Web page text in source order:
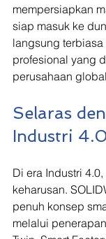
mempersiapkan
siap masuk ke
langsung
profesional yang
perusahaan
Selaras
Industri
Di era Industri
keharusan.
penuh konsep
melalui